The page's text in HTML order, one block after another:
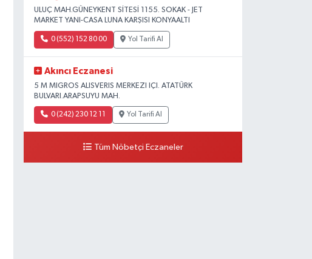
ULUÇ MAH.GÜNEYKENT SİTESİ 1155. SOKAK - JET
MARKET YANI-CASA LUNA KARŞISI KONYAALTI
0 (552) 152 80 00 Yol Tarifi Al
Akıncı Eczanesi
5 M MIGROS ALISVERIS MERKEZI IÇI. ATATÜRK
BULVARI.ARAPSUYU MAH.
0 (242) 230 12 11 Yol Tarifi Al
Tüm Nöbetçi Eczaneler